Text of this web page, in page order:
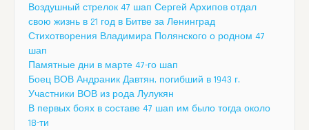
Воздушный стрелок 47 шап Сергей Архипов отдал
свою жизнь в 21 год в Битве за Ленинград
Стихотворения Владимира Полянского о родном 47
шап
Памятные дни в марте 47-го шап
Боец ВОВ Андраник Давтян, погибший в 1943 г.
Участники ВОВ из рода Лулукян
В первых боях в составе 47 шап им было тогда около
18-ти